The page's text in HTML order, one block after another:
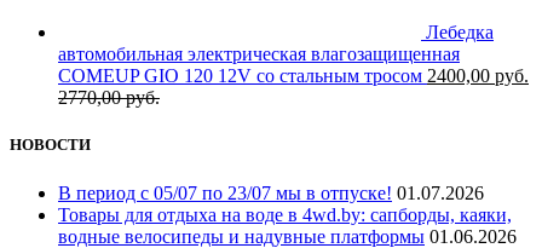
Лебедка
автомобильная электрическая влагозащищенная
COMEUP GIO 120 12V со стальным тросом 2400,00 руб.
2770,00руб.
НОВОСТИ
В период с 05/07 по 23/07 мы в отпуске! 01.07.2026
Товары для отдыха на воде в 4wd.by: сапборды, каяки,
водные велосипеды и надувные платформы 01.06.2026